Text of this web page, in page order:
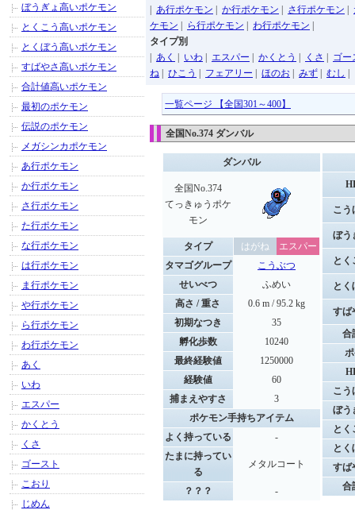
あ行ポケモン か行ポケモン さ行ポケモン
ケモン
ら行ポケモン わ行ポケモン
タイプ別
あく いわ エスパー かくとう くさ
ゴー
ね
ひこう フェアリー ほのお みず むし
一覧ページ 【全国301～400】
全国No.374 ダンバル
ダンバル
全国No.374
てっきゅうポケ
モン
タイプ はがね
エスパー
タマゴグループ
こうぶつ
せいべつ
ふめい
高さ / 重さ
0.6 m / 95.2 kg
初期なつき
35
孵化歩数
10240
最終経験値
1250000
経験値
60
捕まえやすさ
3
ポケモン手持ちアイテム
よく持っている
-
たまに持ってい
る
メタルコート
？？？ -
こう
ぼう
とく
とく
すば
合
こう
ぼう
とく
とく
すば
合
ぼうぎょ高いポケモン
とくこう高いポケモン
とくぼう高いポケモン
すばやさ高いポケモン
合計値高いポケモン
最初のポケモン
伝説のポケモン
メガシンカポケモン
あ行ポケモン
か行ポケモン
さ行ポケモン
た行ポケモン
な行ポケモン
は行ポケモン
ま行ポケモン
や行ポケモン
ら行ポケモン
わ行ポケモン
あく
いわ
エスパー
かくとう
くさ
ゴースト
こおり
じめん